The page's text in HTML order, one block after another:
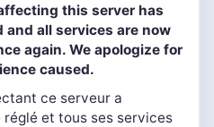
this server has
and all services are now
again. We apologize for
caused.
ce serveur a
et tous ses services